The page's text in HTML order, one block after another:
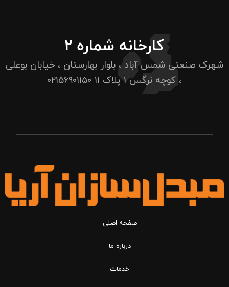
کارخانه شماره ۲
شهرک صنعتی شمس آباد ، بلوار بهارستان ، خیابان بوعلی
، کوچه نرگس ۱ پلاک ۱۱
۰۲۱۵۶۹۰۱۱۵۰
صفحه اصلی
درباره ما
خدمات